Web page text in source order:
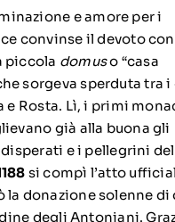
e amore per i
convinse il devoto
piccola domuso “casa
sorgeva sperduta tra
Rosta. Lì, i primi
già alla buona gli
e i pellegrini
si compì l’atto
la donazione solenne di
degli Antoniani.